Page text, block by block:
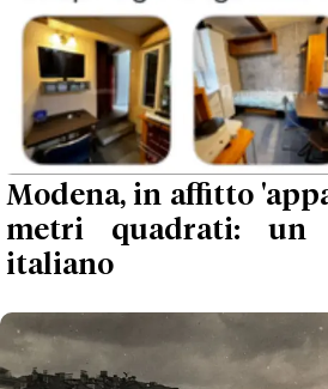
Modena, in affitto
metri quadrati: un
italiano